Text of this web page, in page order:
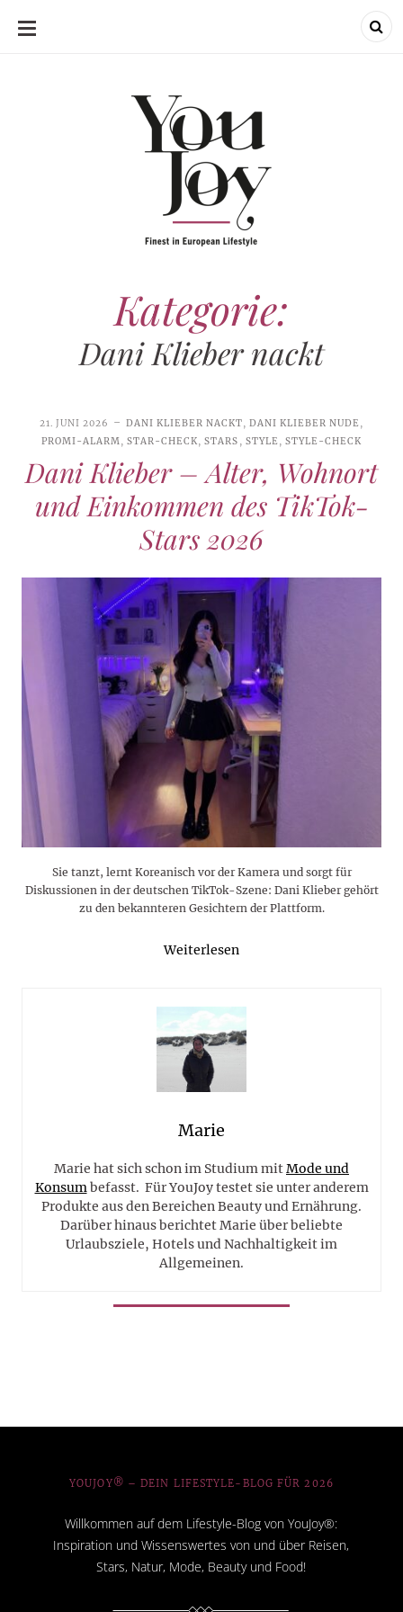
SKIP
Kategorie:
Dani Klieber nackt
21. JUNI 2026 DANI KLIEBER NACKT,DANI KLIEBER NUDE,
PROMI-ALARM,STAR-CHECK,STARS , STYLE, STYLE-CHECK
Dani Klieber – Alter, Wohnort
und Einkommen des TikTok-
Stars 2026
Sie tanzt, lernt Koreanisch vor der Kamera und sorgt für
Diskussionen in der deutschen TikTok-Szene: Dani Klieber gehört
zu den bekannteren Gesichtern der Plattform.
Weiterlesen
Marie
Marie hat sich schon im Studium mitMode und
Konsumbefasst. Für YouJoy testet sie unter anderem
Produkte aus den Bereichen Beauty und Ernährung.
Darüber hinaus berichtet Marie über beliebte
Urlaubsziele, Hotels und Nachhaltigkeit im
Allgemeinen.
YOUJOY® – DEIN LIFESTYLE-BLOG FÜR 2026
Willkommen auf dem Lifestyle-Blog von YouJoy®:
Inspiration und Wissenswertes von und über Reisen,
Stars, Natur, Mode, Beauty und Food!